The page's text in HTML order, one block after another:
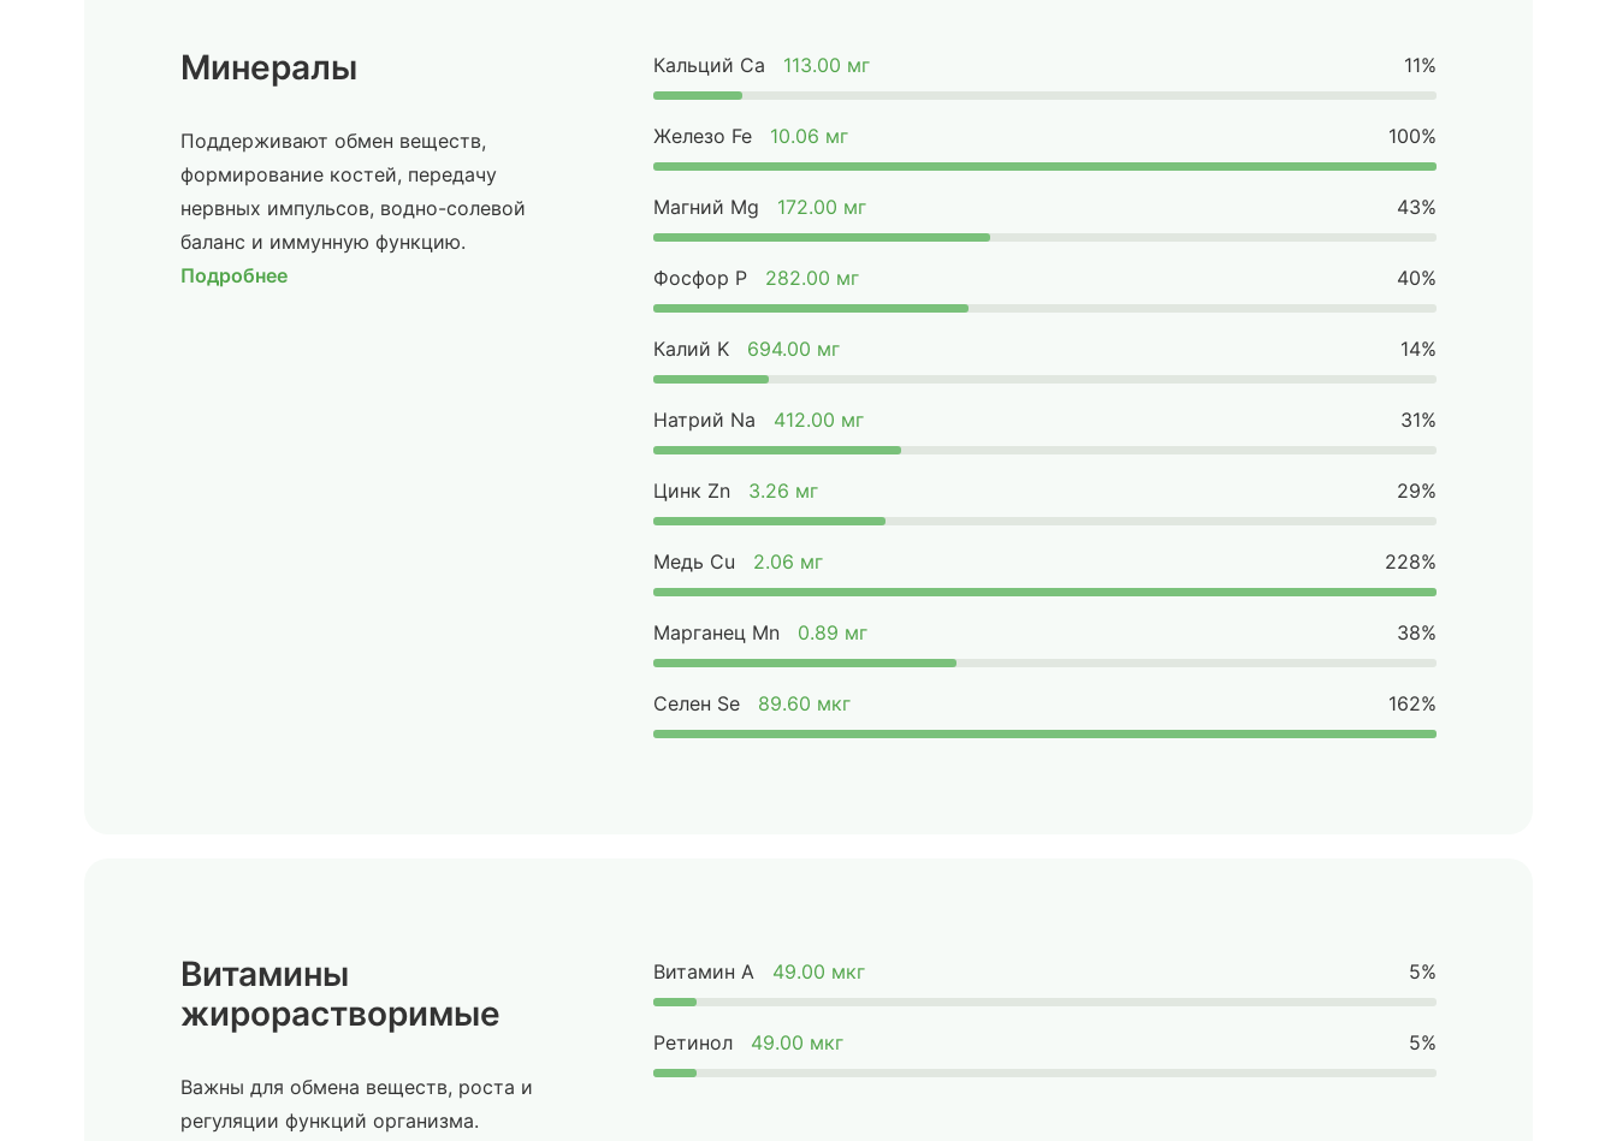
Минералы
Поддерживают обмен веществ,
формирование костей, передачу
нервных импульсов, водно-солевой
баланс и иммунную функцию.
Подробнее
Кальций Ca 113.00 мг 11%
Железо Fe 10.06 мг 100%
Магний Mg 172.00 мг 43%
Фосфор P 282.00 мг 40%
Калий K 694.00 мг 14%
Натрий Na 412.00 мг 31%
Цинк Zn 3.26 мг 29%
Медь Cu 2.06 мг 228%
Марганец Mn 0.89 мг 38%
Селен Se 89.60 мкг 162%
Витамины
жирорастворимые
Важны для обмена веществ, роста и
регуляции функций организма.
Витамин А 49.00 мкг 5%
Ретинол 49.00 мкг 5%